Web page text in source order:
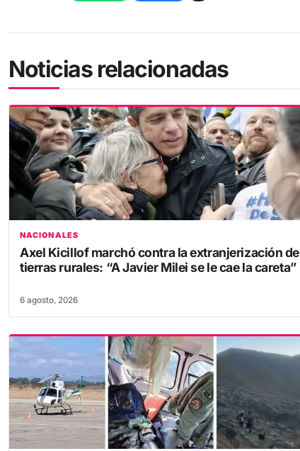
Noticias relacionadas
NACIONALES
Axel Kicillof marchó contra la extranjerización de
tierras rurales: “A Javier Milei se le cae la careta”
6 agosto, 2026